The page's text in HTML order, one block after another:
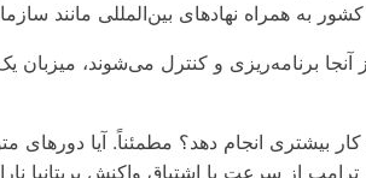
برنامه‌ریزی و کنترل می‌شوند،
کار بیشتری انجام دهد؟ مطمئناً. آیا